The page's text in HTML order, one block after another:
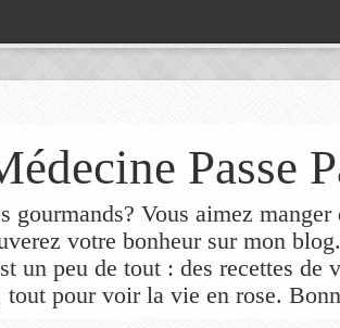
Passe
gourmands? Vous aimez
votre bonheur sur mon
un peu de tout : des recettes de
tout pour voir la vie en rose.